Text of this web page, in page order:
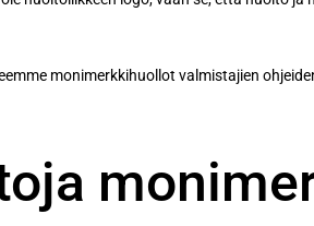
monimerkkihuollot valmistajien